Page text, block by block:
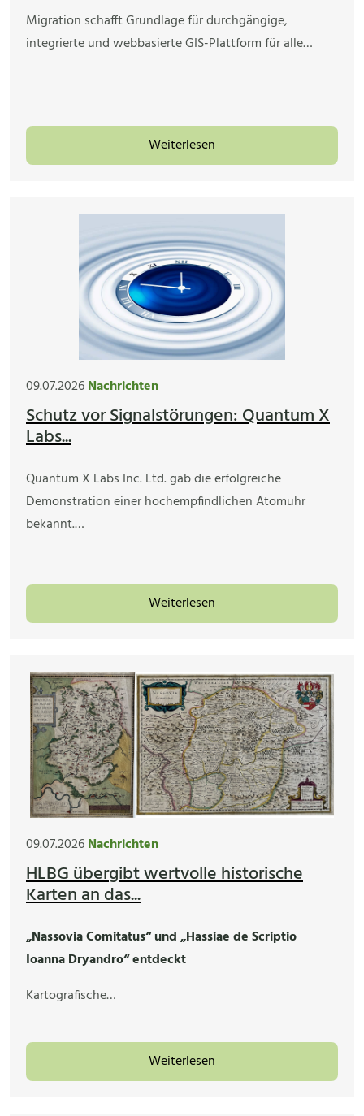
Migration schafft Grundlage für durchgängige,
integrierte und webbasierte GIS-Plattform für alle…
Weiterlesen
09.07.2026Nachrichten
Schutz vor Signalstörungen: Quantum X
Labs...
Quantum X Labs Inc. Ltd. gab die erfolgreiche
Demonstration einer hochempfindlichen Atomuhr
bekannt.…
Weiterlesen
09.07.2026Nachrichten
HLBG übergibt wertvolle historische
Karten an das...
„Nassovia Comitatus“ und „Hassiae de Scriptio
Ioanna Dryandro“ entdeckt
Kartografische…
Weiterlesen